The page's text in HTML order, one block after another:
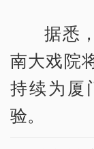
据悉
南大戏院
持续为厦
验。